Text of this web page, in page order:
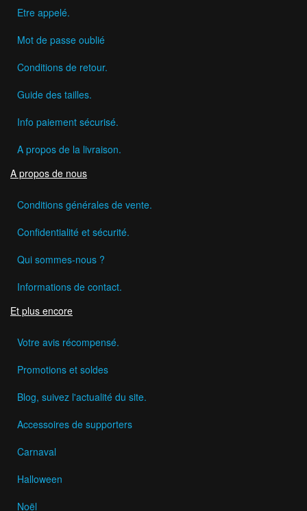
Etre appelé.
Mot de passe oublié
Conditions de retour.
Guide des tailles.
Info paiement sécurisé.
A propos de la livraison.
A propos de nous
Conditions générales de vente.
Confidentialité et sécurité.
Qui sommes-nous ?
Informations de contact.
Et plus encore
Votre avis récompensé.
Promotions et soldes
Blog, suivez l'actualité du site.
Accessoires de supporters
Carnaval
Halloween
Noël